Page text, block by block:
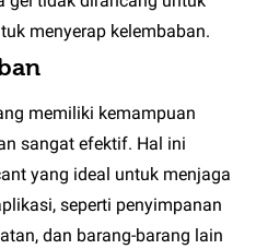
menyerap kelembaban.
memiliki kemampuan
sangat efektif. Hal ini
yang ideal untuk menjaga
seperti penyimpanan
dan barang-barang lain